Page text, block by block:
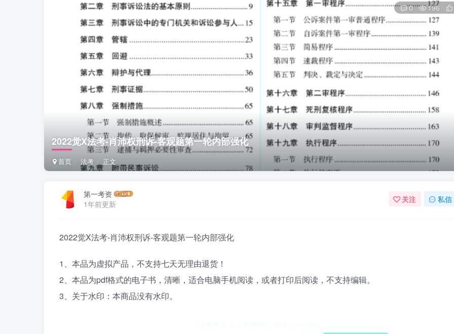
2022觉X法考-肖沛权刑诉-客观题第一轮内部强化
首页 法考 正文
0 196
第一考资
1年前更新
关注 私信
2022觉X法考-肖沛权刑诉-客观题第一轮内部强化
1、本品为虚拟产品，不支持七天无理由退货！
2、本品为pdf格式的电子书，清晰，适合电脑手机阅读，或者打印后阅读，不支持编辑。
3、关于水印：本商品没有水印。